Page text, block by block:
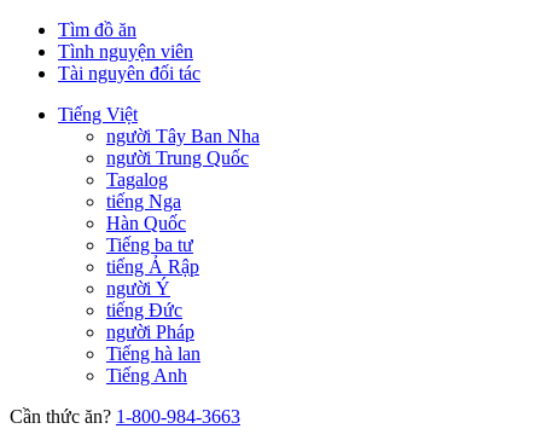
Tìm đồ ăn
Tình nguyện viên
Tài nguyên đối tác
Tiếng Việt
người Tây Ban Nha
người Trung Quốc
Tagalog
tiếng Nga
Hàn Quốc
Tiếng ba tư
tiếng Ả Rập
người Ý
tiếng Đức
người Pháp
Tiếng hà lan
Tiếng Anh
Cần thức ăn? 1-800-984-3663